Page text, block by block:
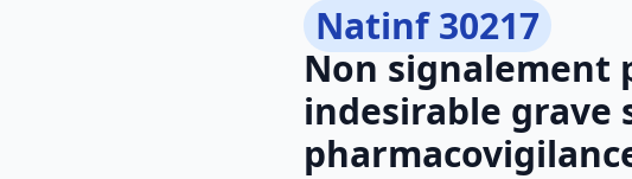
Natinf 30217
Non signalement
indesirable grave